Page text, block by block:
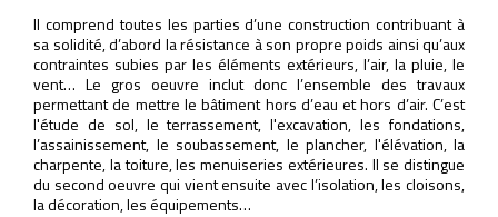
Il comprend toutes les parties d’une construction contribuant à
sa solidité, d’abord la résistance à son propre poids ainsi qu’aux
contraintes subies par les éléments extérieurs, l’air, la pluie, le
vent… Le gros oeuvre inclut donc l’ensemble des travaux
permettant de mettre le bâtiment hors d’eau et hors d’air. C’est
l'étude de sol, le terrassement, l'excavation, les fondations,
l’assainissement, le soubassement, le plancher, l'élévation, la
charpente, la toiture, les menuiseries extérieures. Il se distingue
du second oeuvre qui vient ensuite avec l’isolation, les cloisons,
la décoration, les équipements…